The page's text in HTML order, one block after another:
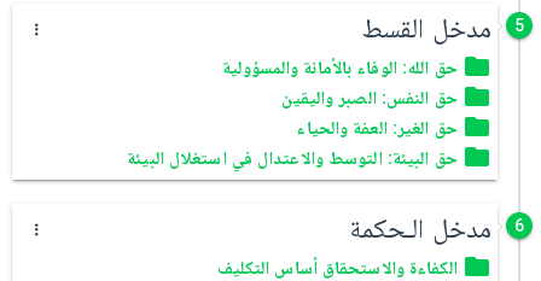
5 مدخل القسط
حق الله: الوفاء بالأمانة والمسؤولية
حق النفس: الصبر واليقين
حق الغير: العفة والحياء
حق البيئة: التوسط والاعتدال في استغلال البيئة
6 مدخل الـحكمة
الكفاءة والاستحقاق أساس التكليف